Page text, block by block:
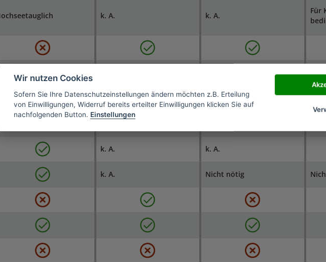
k. A. k. A.
Für
k. A. k. A.
k. A. Nicht nötig
Wir nutzen Cookies
Sofern Sie Ihre Datenschutzeinstellungen ändern möchten z.B. Erteilung
von Einwilligungen, Widerruf bereits erteilter Einwilligungen klicken Sie auf
nachfolgenden Button. Einstellungen